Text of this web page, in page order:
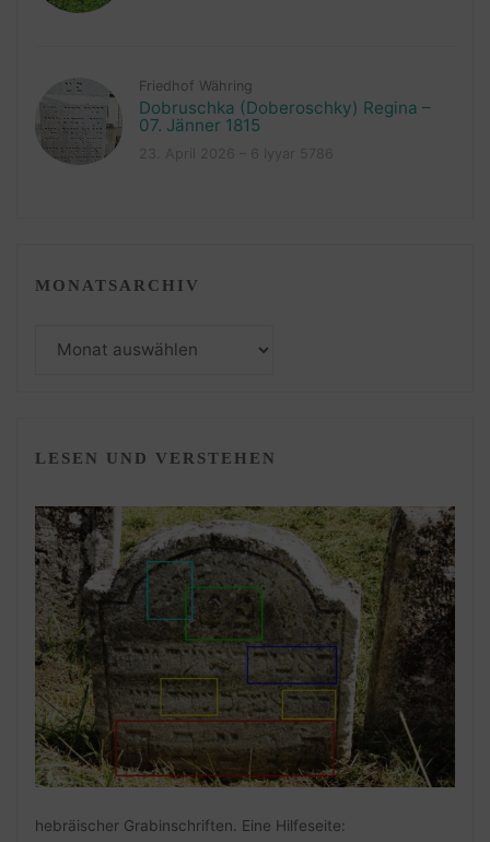
Friedhof Währing
Dobruschka (Doberoschky) Regina –
07. Jänner 1815
MONATSARCHIV
Monatsarchiv
LESEN UND VERSTEHEN
hebräischer Grabinschriften. Eine Hilfeseite: